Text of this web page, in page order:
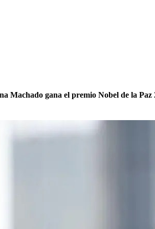
Machado gana el premio Nobel de la Paz